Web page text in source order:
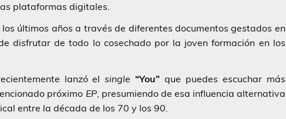
plataformas digitales.
últimos años a través de diferentes documentos gestados en
disfrutar de todo lo cosechado por la joven formación en los
lanzó elsingle “You” que puedes escuchar más
próximo EP, presumiendo de esa influencia alternativa
entre la década de los 70 y los 90.